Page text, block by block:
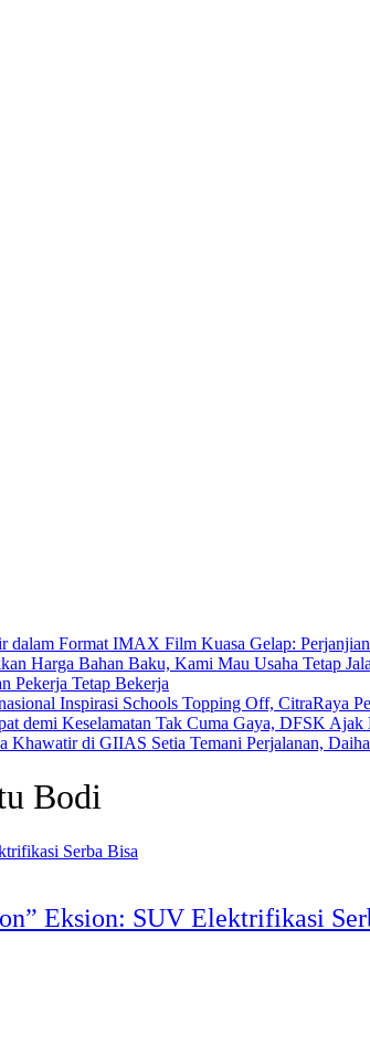
Film Kuasa Gelap:
Pekerja Tetap Bekerja
Inspirasi Schools Topping Off, CitraRaya
Tak Cuma Gaya, DFSK Ajak
Setia Temani Perjalanan,
Bodi
Eksion: SUV Elektrifikasi